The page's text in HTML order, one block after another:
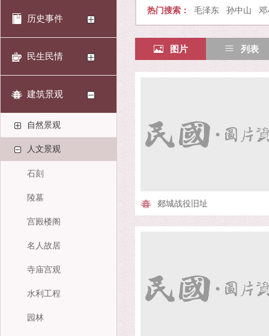
历史事件
民生民情
建筑景观
自然景观
人文景观
石刻
陵墓
宫殿楼阁
名人故居
寺庙宫观
水利工程
园林
热门搜索： 毛泽东 孙中山
图片 列表
郯城战役旧址